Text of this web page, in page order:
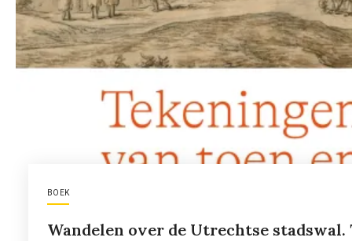
Wandelen over de Utrechtse
BOEK